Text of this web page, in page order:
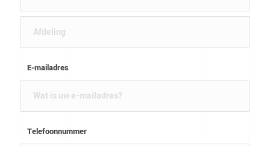
E-mailadres
Telefoonnummer